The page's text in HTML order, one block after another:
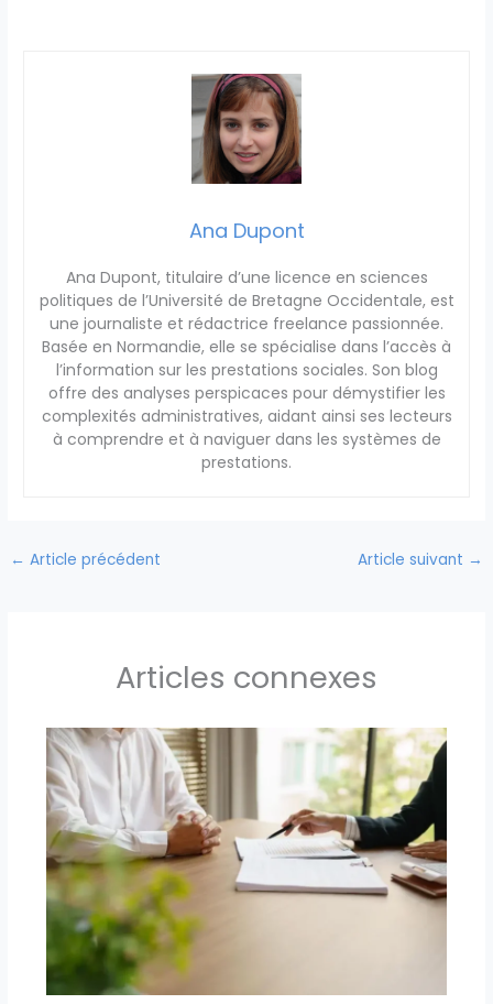
Ana Dupont
Ana Dupont, titulaire d’une licence en sciences
politiques de l’Université de Bretagne Occidentale, est
une journaliste et rédactrice freelance passionnée.
Basée en Normandie, elle se spécialise dans l’accès à
l’information sur les prestations sociales. Son blog
offre des analyses perspicaces pour démystifier les
complexités administratives, aidant ainsi ses lecteurs
à comprendre et à naviguer dans les systèmes de
prestations.
← Article précédent Article suivant →
Articles connexes